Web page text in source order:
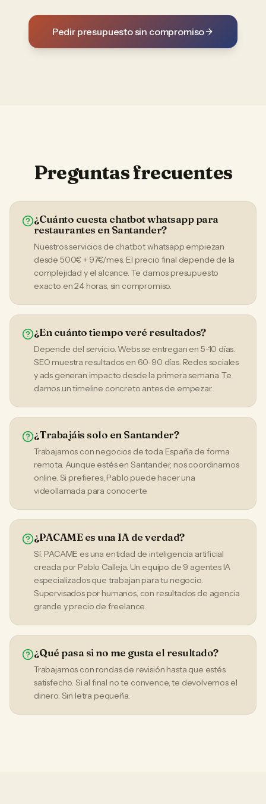
Pedir presupuesto sin compromiso
Preguntas frecuentes
¿Cuánto cuesta chatbot whatsapp para
restaurantes en Santander?
Nuestros servicios de chatbot whatsapp empiezan
desde 500€ + 97€/mes. El precio final depende de la
complejidad y el alcance. Te damos presupuesto
exacto en 24 horas, sin compromiso.
¿En cuánto tiempo veré resultados?
Depende del servicio. Webs se entregan en 5-10 días.
SEO muestra resultados en 60-90 días. Redes sociales
y ads generan impacto desde la primera semana. Te
damos un timeline concreto antes de empezar.
¿Trabajáis solo en Santander?
Trabajamos con negocios de toda España de forma
remota. Aunque estés en Santander, nos coordinamos
online. Si prefieres, Pablo puede hacer una
videollamada para conocerte.
¿PACAME es una IA de verdad?
Sí. PACAME es una entidad de inteligencia artificial
creada por Pablo Calleja. Un equipo de 9 agentes IA
especializados que trabajan para tu negocio.
Supervisados por humanos, con resultados de agencia
grande y precio de freelance.
¿Qué pasa si no me gusta el resultado?
Trabajamos con rondas de revisión hasta que estés
satisfecho. Si al final no te convence, te devolvemos el
dinero. Sin letra pequeña.